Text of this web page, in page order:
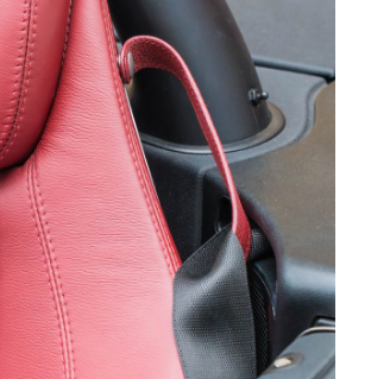
DE
VOITURE
GUIDE
COMPLET
POUR
BIEN
CHOISIR